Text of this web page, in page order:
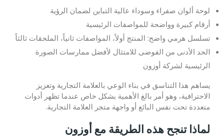
لوحة ألوان صفراء وسوداء عالية التباين لضمان الرؤية
أرقام كبيرة وواضحة للمواصفات الرئيسية
تسلسل هرمي واضح: المنتج أولاً، المواصفات ثانياً، الملحقات ثالثاً
الحد الأدنى من الفوضى للامتثال لأفضل ممارسات الصورة
الرئيسية لشركة أوزون
يساهم هذا التناسق في بناء الوعي بالعلامة التجارية وتعزيز
الاحترافية، وهو أمر بالغ الأهمية بشكل خاص عندما تظهر أدوات
متعددة تحت نفس البائع أو واجهة متجر العلامة التجارية.
لماذا تنجح هذه الطريقة مع أوزون